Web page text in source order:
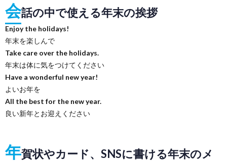
会話の中で使える年末の挨拶
Enjoy the holidays!
年末を楽しんで
Take care over the holidays.
年末は体に気をつけてください
Have a wonderful new year!
よいお年を
All the best for the new year.
良い新年とお迎えください
年賀状やカード、SNSに書ける年末のメ